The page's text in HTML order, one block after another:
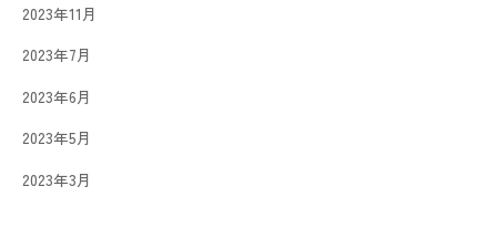
2023年11月
2023年7月
2023年6月
2023年5月
2023年3月